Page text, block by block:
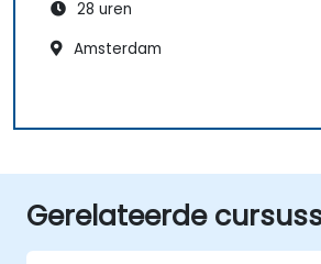
28 uren
Amsterdam
Gerelateerde